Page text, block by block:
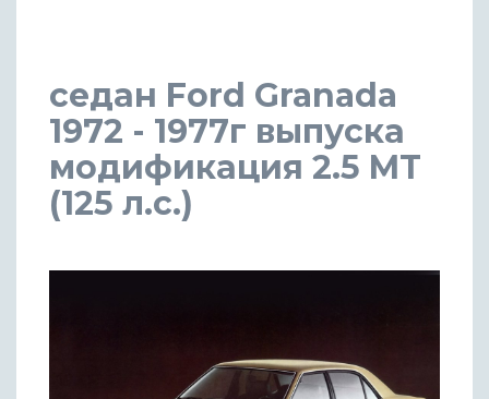
седан Ford Granada
1972 - 1977г выпуска
модификация 2.5 MT
(125 л.с.)